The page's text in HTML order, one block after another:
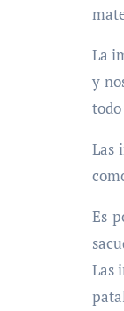
La
y
Las
Es
Las